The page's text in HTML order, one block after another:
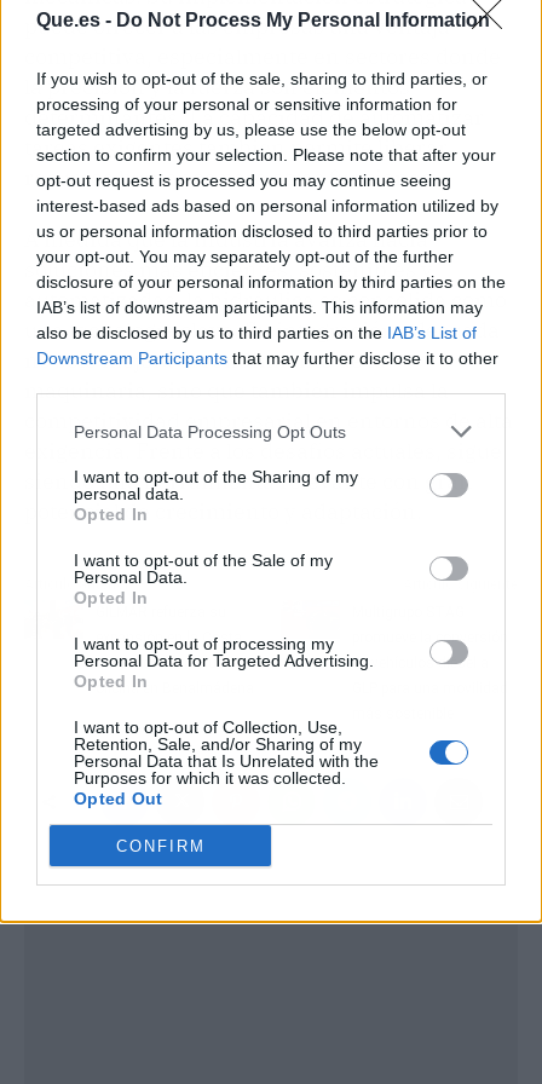
Que.es - Do Not Process My Personal Information
If you wish to opt-out of the sale, sharing to third parties, or
processing of your personal or sensitive information for
targeted advertising by us, please use the below opt-out
section to confirm your selection. Please note that after your
opt-out request is processed you may continue seeing
interest-based ads based on personal information utilized by
us or personal information disclosed to third parties prior to
your opt-out. You may separately opt-out of the further
disclosure of your personal information by third parties on the
IAB’s list of downstream participants. This information may
also be disclosed by us to third parties on the IAB’s List of
Downstream Participants that may further disclose it to other
Personal Data Processing Opt Outs
I want to opt-out of the Sharing of my
personal data.
Opted In
I want to opt-out of the Sale of my
Personal Data.
Opted In
I want to opt-out of processing my
Personal Data for Targeted Advertising.
Opted In
I want to opt-out of Collection, Use,
Retention, Sale, and/or Sharing of my
Personal Data that Is Unrelated with the
Purposes for which it was collected.
Opted Out
CONFIRM
puede ofrecer a las empresas una ventaja
la precisión y la fuerza son elementos
determinantes. La capacidad de automatizar
tareas exigentes también permite liberar
recursos humanos para otras funciones.
A medida que la industria avanza hacia
soluciones más eficientes, sostenibles y
automatizadas, la hidráulica se consolida como
una tecnología clave. Su integración adecuada
no solo mejora el rendimiento de la
maquinaria, sino que también impulsa la
competitividad empresarial en entornos de alta
exigencia. Frente a los desafíos actuales, sigue
siendo una herramienta relevante con gran
potencial de crecimiento y adaptación.
Artículo anterior
expansión en la Costa
del Sol con una nueva
oficina en Benalmádena
Artículo siguiente
promueve la conversión
de vehículos diésel a